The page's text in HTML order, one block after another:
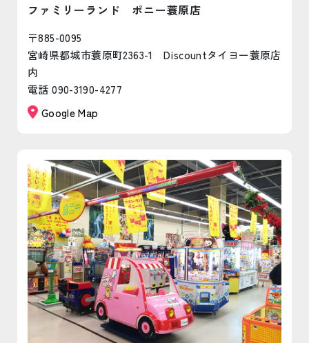
ファミリーランド ポニー蓑原店
〒885-0095
宮崎県都城市蓑原町2363-1 Discountタイヨー蓑原店
内
電話 090-3190-4277
Google Map